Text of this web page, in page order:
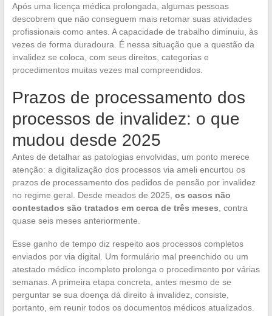
Após uma licença médica prolongada, algumas pessoas
descobrem que não conseguem mais retomar suas atividades
profissionais como antes. A capacidade de trabalho diminuiu, às
vezes de forma duradoura. É nessa situação que a questão da
invalidez se coloca, com seus direitos, categorias e
procedimentos muitas vezes mal compreendidos.
Prazos de processamento dos
processos de invalidez: o que
mudou desde 2025
Antes de detalhar as patologias envolvidas, um ponto merece
atenção: a digitalização dos processos via ameli encurtou os
prazos de processamento dos pedidos de pensão por invalidez
no regime geral. Desde meados de 2025, os casos não
contestados são tratados em cerca de três meses , contra
quase seis meses anteriormente.
Esse ganho de tempo diz respeito aos processos completos
enviados por via digital. Um formulário mal preenchido ou um
atestado médico incompleto prolonga o procedimento por várias
semanas. A primeira etapa concreta, antes mesmo de se
perguntar se sua doença dá direito à invalidez, consiste,
portanto, em reunir todos os documentos médicos atualizados.